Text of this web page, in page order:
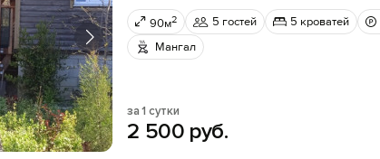
90м2 5 гостей 5 кроватей
Мангал
за 1 сутки
2 500 руб.